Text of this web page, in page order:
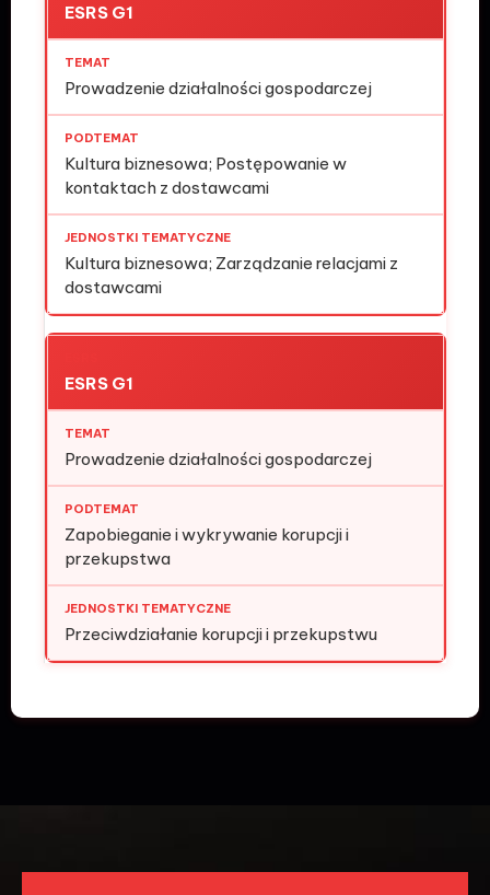
ESRS G1
Prowadzenie działalności gospodarczej
Kultura biznesowa; Postępowanie w
kontaktach z dostawcami
Kultura biznesowa; Zarządzanie relacjami z
dostawcami
ESRS G1
Prowadzenie działalności gospodarczej
Zapobieganie i wykrywanie korupcji i
przekupstwa
Przeciwdziałanie korupcji i przekupstwu